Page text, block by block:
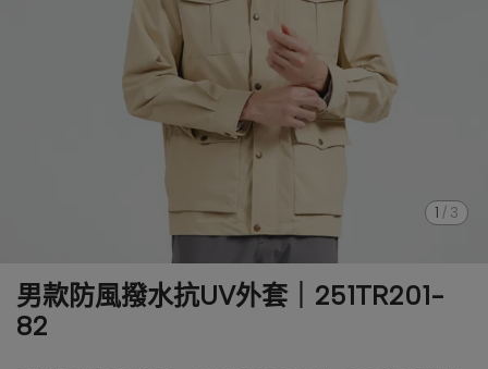
1 / 3
男款防風撥水抗UV外套｜251TR201-
82